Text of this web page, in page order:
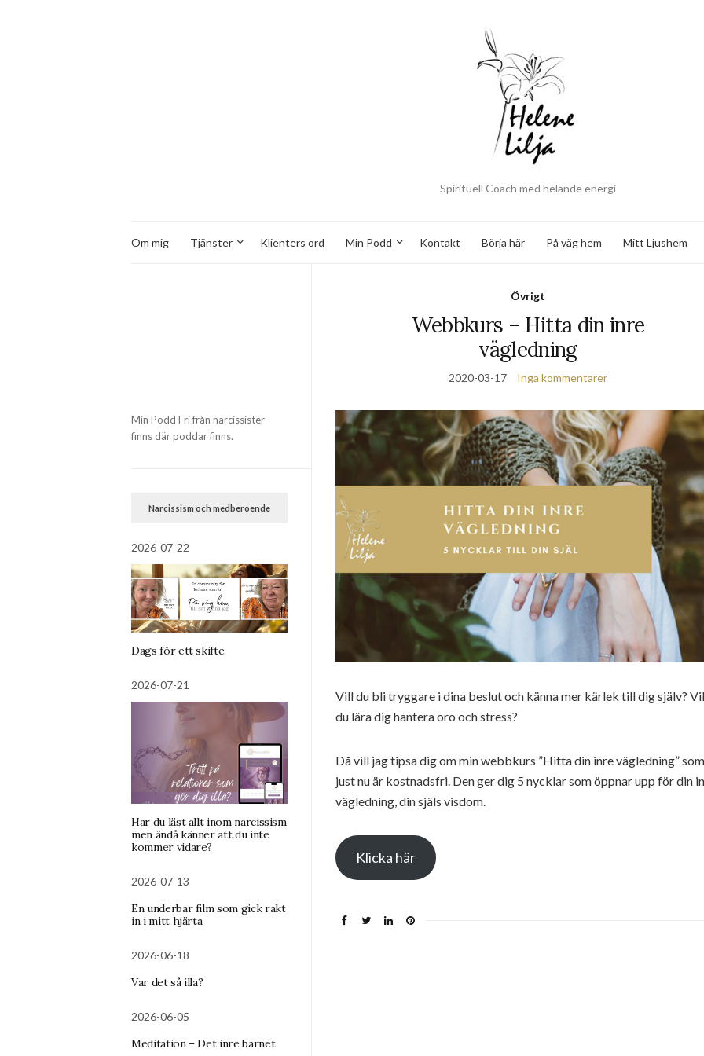
Spirituell Coach med helande energi
Om mig Tjänster Klienters ord Min Podd Kontakt Börja här På väg hem Mitt Ljushem
Övrigt
Webbkurs – Hitta din inre
vägledning
2020-03-17 Inga kommentarer
Vill du bli tryggare i dina beslut och känna mer kärlek till dig själv?
du lära dig hantera oro och stress?
Då vill jag tipsa dig om min webbkurs ”Hitta din inre vägledning” som
just nu är kostnadsfri. Den ger dig 5 nycklar som öppnar upp för din
vägledning, din själs visdom.
Klicka här
Min Podd Fri från narcissister
finns där poddar finns.
Narcissism och medberoende
2026-07-22
Dags för ett skifte
2026-07-21
Har du läst allt inom narcissism
men ändå känner att du inte
kommer vidare?
2026-07-13
En underbar film som gick rakt
in i mitt hjärta
2026-06-18
Var det så illa?
2026-06-05
Meditation – Det inre barnet